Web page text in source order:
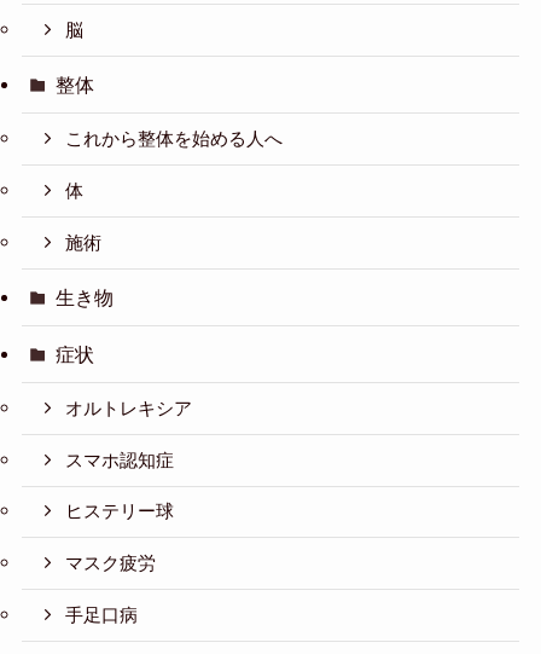
脳
整体
これから整体を始める人へ
体
施術
生き物
症状
オルトレキシア
スマホ認知症
ヒステリー球
マスク疲労
手足口病